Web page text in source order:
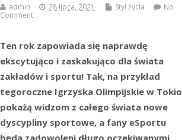
admin 28 lipca, 2021 Styl życia
No
Comment
Ten rok zapowiada się naprawdę
ekscytująco i zaskakująco dla świata
zakładów i sportu! Tak, na przykład
tegoroczne Igrzyska Olimpijskie w Tokio
pokażą widzom z całego świata nowe
dyscypliny sportowe, a fany eSportu